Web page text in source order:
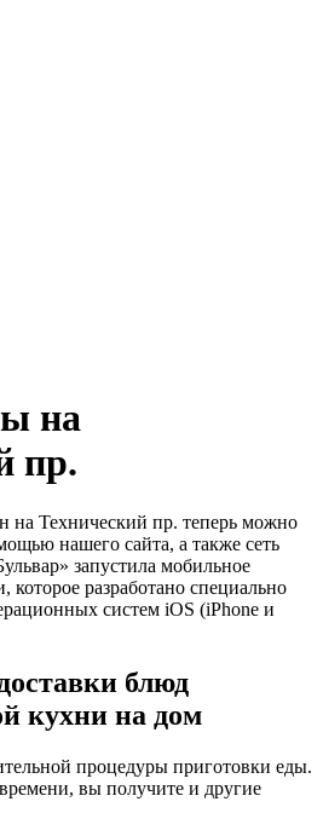
на
пр.
на Технический пр. теперь можно
нашего сайта, а также сеть
запустила мобильное
которое разработано специально
систем iOS (iPhone и
блюд
кухни на дом
процедуры приготовки еды.
вы получите и другие